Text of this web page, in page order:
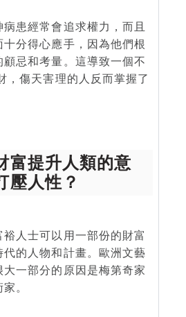
患經常會追求權力，而且
分得心應手，因為他們根
忌和考量。這導致一個不
，傷天害理的人反而掌握了
富提升人類的意
壓人性？
人士可以用一部份的財富
代的人物和計畫。歐洲文藝
一部分的原因是梅第奇家
。